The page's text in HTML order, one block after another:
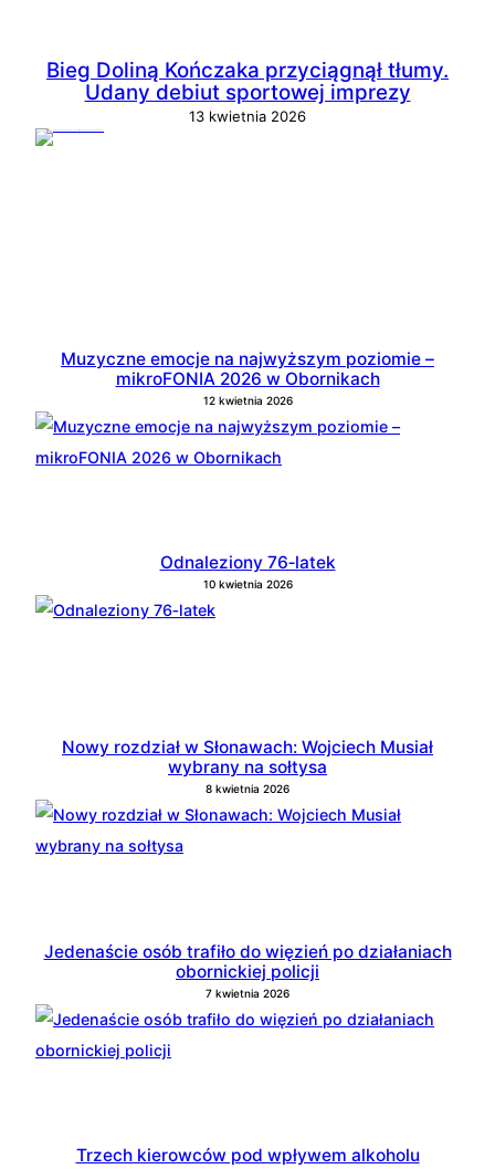
Bieg Doliną Kończaka przyciągnął tłumy.
Udany debiut sportowej imprezy
13 kwietnia 2026
Muzyczne emocje na najwyższym poziomie –
mikroFONIA 2026 w Obornikach
12 kwietnia 2026
Odnaleziony 76‑latek
10 kwietnia 2026
Nowy rozdział w Słonawach: Wojciech Musiał
wybrany na sołtysa
8 kwietnia 2026
Jedenaście osób trafiło do więzień po działaniach
obornickiej policji
7 kwietnia 2026
Trzech kierowców pod wpływem alkoholu